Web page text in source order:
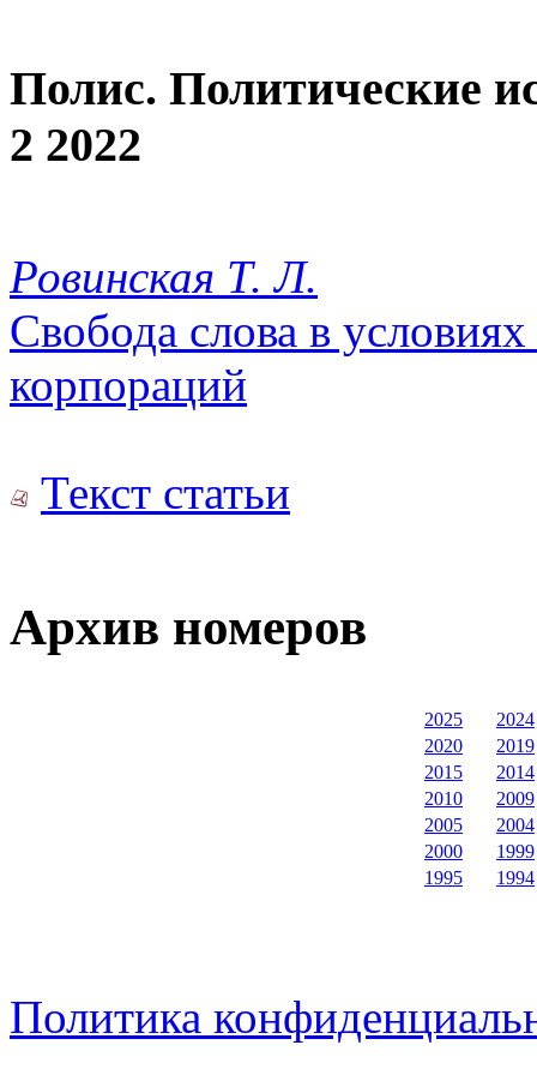
Полис. Политические
2 2022
Ровинская Т. Л.
Свобода слова в
корпораций
Текст статьи
Архив номеров
2025
2024
2020
2019
2015
2014
2010
2009
2005
2004
2000
1999
1995
1994
Политика